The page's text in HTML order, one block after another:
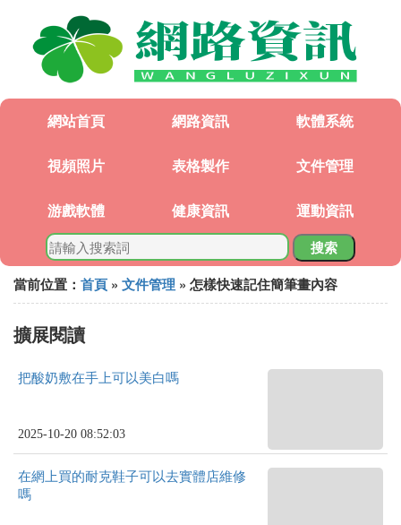
網站首頁 網路資訊 軟體系統
視頻照片 表格製作 文件管理
游戲軟體 健康資訊 運動資訊
搜索
當前位置： 首頁 » 文件管理 » 怎樣快速記住簡筆畫內容
擴展閱讀
把酸奶敷在手上可以美白嗎
2025-10-20 08:52:03
在網上買的耐克鞋子可以去實體店維修
嗎